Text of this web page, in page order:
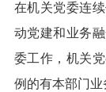
在机关党委连
动党建和业务
委工作，机关
例的有本部门业